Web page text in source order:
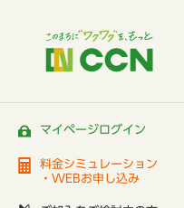
マイページログイン
料金シミュレーション
・WEBお申し込み